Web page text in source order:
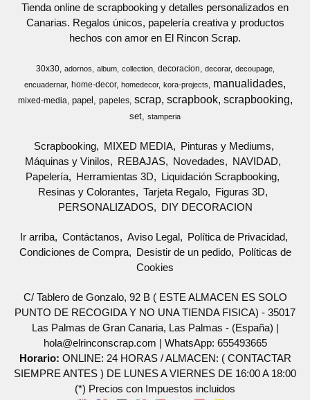
Tienda online de scrapbooking y detalles personalizados en
Canarias. Regalos únicos, papelería creativa y productos
hechos con amor en El Rincon Scrap.
30x30 adornos album collection decoracion decorar
decoupage
encuadernar
home-decor homedecor kora-projects manualidades
mixed-media papel papeles scrap scrapbook scrapbooking
set stamperia
Scrapbooking MIXED MEDIA
Pinturas y Mediums
Máquinas y Vinilos
REBAJAS Novedades
NAVIDAD
Papelería
Herramientas 3D
Liquidación Scrapbooking
Resinas y Colorantes
Tarjeta Regalo
Figuras 3D
PERSONALIZADOS
DIY DECORACION
Ir arriba Contáctanos Aviso Legal
Política de Privacidad
Condiciones de Compra
Desistir de un pedido
Políticas de
Cookies
C/ Tablero de Gonzalo, 92 B ( ESTE ALMACEN ES SOLO
PUNTO DE RECOGIDA Y NO UNA TIENDA FISICA) - 35017
Las Palmas de Gran Canaria, Las Palmas - (España) |
hola@elrinconscrap.com | WhatsApp: 655493665
Horario: ONLINE: 24 HORAS / ALMACEN: ( CONTACTAR
SIEMPRE ANTES ) DE LUNES A VIERNES DE 16:00 A 18:00
(*) Precios con Impuestos incluidos